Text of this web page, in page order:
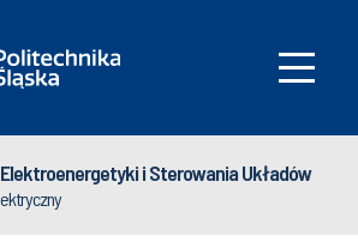
i Sterowania Układów